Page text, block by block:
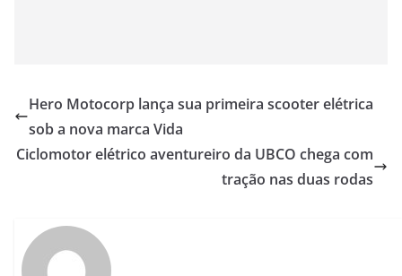
Hero Motocorp lança sua primeira scooter elétrica
sob a nova marca Vida
Ciclomotor elétrico aventureiro da UBCO chega com
tração nas duas rodas